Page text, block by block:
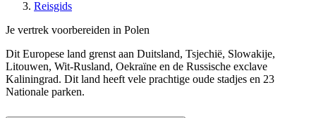
Reisgids
Je vertrek voorbereiden in Polen
Dit Europese land grenst aan Duitsland, Tsjechië, Slowakije,
Litouwen, Wit-Rusland, Oekraïne en de Russische exclave
Kaliningrad. Dit land heeft vele prachtige oude stadjes en 23
Nationale parken.